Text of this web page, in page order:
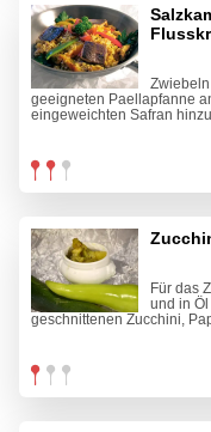
geeigneten Paellapfanne
eingeweichten Safran
Für das
und in
geschnittenen Zucchini,